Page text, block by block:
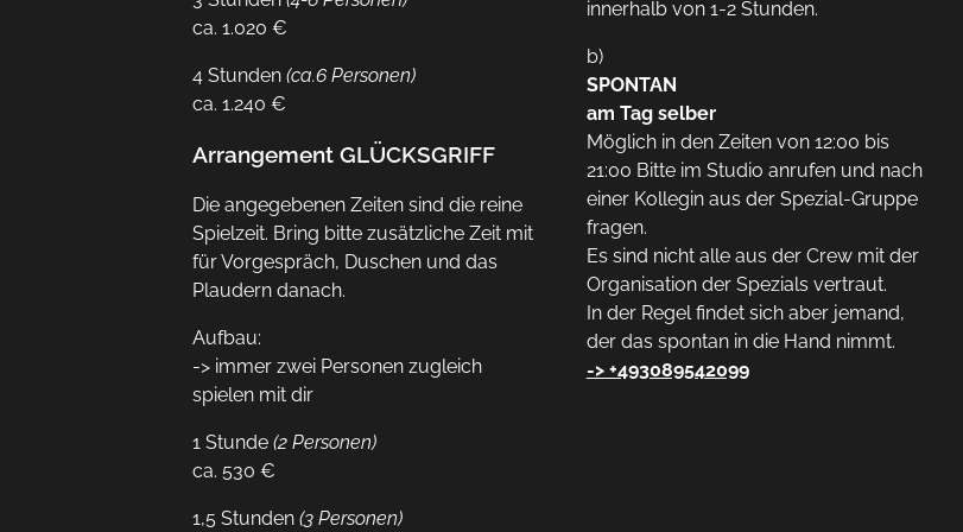
ca. 1.020 €
4 Stunden (ca.6 Personen)
ca. 1.240 €
Arrangement GLÜCKSGRIFF
Die angegebenen Zeiten sind die reine
Spielzeit. Bring bitte zusätzliche Zeit mit
für Vorgespräch, Duschen und das
Plaudern danach.
Aufbau:
-> immer zwei Personen zugleich
spielen mit dir
1 Stunde (2 Personen)
ca. 530 €
1,5 Stunden (3 Personen)
innerhalb von 1-2 Stunden.
b)
SPONTAN
am Tag selber
Möglich in den Zeiten von 12:00 bis
21:00 Bitte im Studio anrufen und nach
einer Kollegin aus der Spezial-Gruppe
fragen.
Es sind nicht alle aus der Crew mit der
Organisation der Spezials vertraut.
In der Regel findet sich aber jemand,
der das spontan in die Hand nimmt.
-> +493089542099